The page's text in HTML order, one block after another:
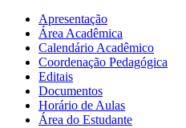
Apresentação
Área Acadêmica
Calendário Acadêmico
Coordenação Pedagógica
Editais
Documentos
Horário de Aulas
Área do Estudante